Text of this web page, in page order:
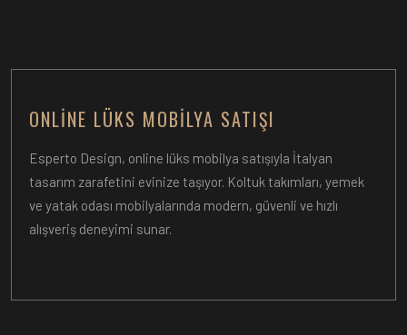
ONLINE LÜKS MOBILYA SATIŞI
Esperto Design, online lüks mobilya satışıyla İtalyan
tasarım zarafetini evinize taşıyor. Koltuk takımları, yemek
ve yatak odası mobilyalarında modern, güvenli ve hızlı
alışveriş deneyimi sunar.